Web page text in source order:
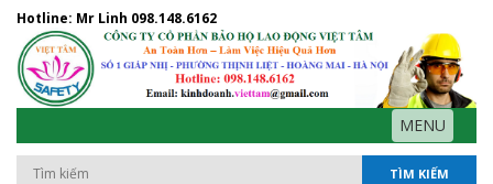
Hotline: Mr Linh 098.148.6162
MENU
TÌM KIẾM